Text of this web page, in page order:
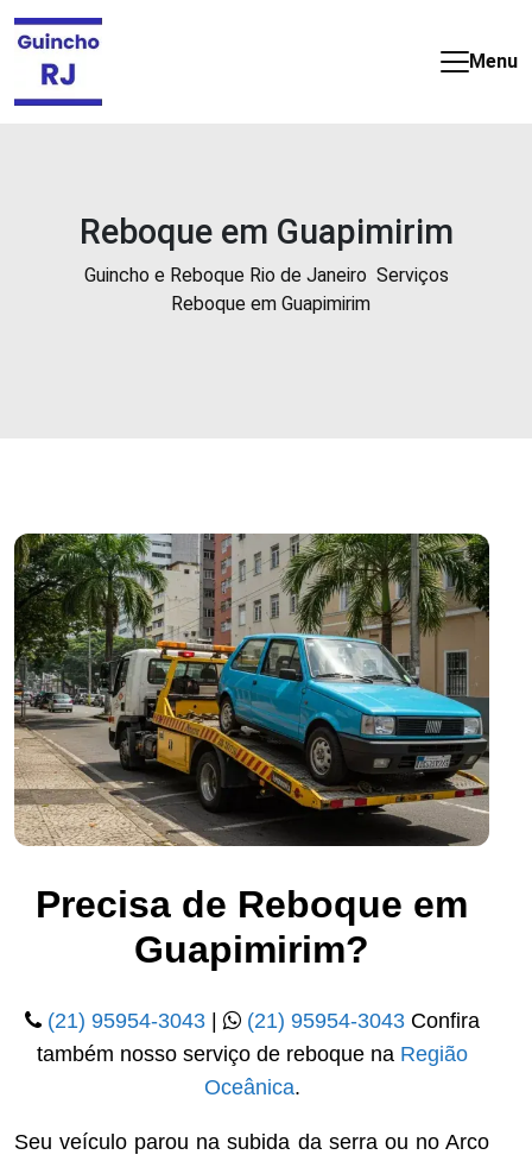
Guincho
no
de
Menu
Reboque em Guapimirim
Guincho e Reboque Rio de Janeiro Serviços
Reboque em Guapimirim
Precisa de Reboque em
Guapimirim?
(21) 95954-3043| (21) 95954-3043Confira
também nosso serviço de reboque na Região
Oceânica.
Seu veículo parou na subida da serra ou no Arco